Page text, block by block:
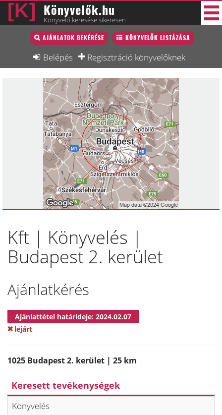
Könyvelők.hu
Könyvelő keresése sikeresen
AJÁNLATOK BEKÉRÉSE KÖNYVELŐK LISTÁZÁSA
Belépés Regisztráció könyvelőknek
Könyvelő lista
Könyvelési munkák
Képzésnaptár
Kft | Könyvelés |
Budapest 2. kerület
Ajánlatkérés
Ajánlattétel határideje: 2024.02.07
lejárt
1025 Budapest 2. kerület | 25 km
Keresett tevékenységek
Könyvelés